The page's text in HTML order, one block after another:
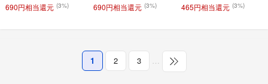
690円相当還元 (3%) 690円相当還元 (3%) 465円相当還元 (3%)
1 2 3 …